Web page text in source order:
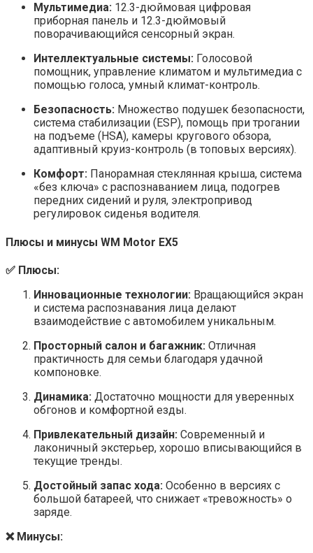
Мультимедиа: 12.3-дюймовая цифровая
приборная панель и 12.3-дюймовый
поворачивающийся сенсорный экран.
Интеллектуальные системы: Голосовой
помощник, управление климатом и мультимедиа с
помощью голоса, умный климат-контроль.
Безопасность: Множество подушек безопасности,
система стабилизации (ESP), помощь при трогании
на подъеме (HSA), камеры кругового обзора,
адаптивный круиз-контроль (в топовых версиях).
Комфорт: Панорамная стеклянная крыша, система
«без ключа» с распознаванием лица, подогрев
передних сидений и руля, электропривод
регулировок сиденья водителя.
Плюсы и минусы WM Motor EX5
✅ Плюсы:
Инновационные технологии: Вращающийся экран
и система распознавания лица делают
взаимодействие с автомобилем уникальным.
Просторный салон и багажник: Отличная
практичность для семьи благодаря удачной
компоновке.
Динамика: Достаточно мощности для уверенных
обгонов и комфортной езды.
Привлекательный дизайн: Современный и
лаконичный экстерьер, хорошо вписывающийся в
текущие тренды.
Достойный запас хода: Особенно в версиях с
большой батареей, что снижает «тревожность» о
заряде.
❌ Минусы: